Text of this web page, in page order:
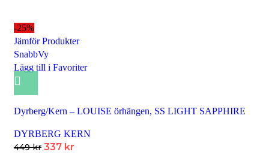
-25%
Jämför Produkter
SnabbVy
Lägg till i Favoriter
Dyrberg/Kern – LOUISE örhängen, SS LIGHT SAPPHIRE
DYRBERG KERN
449kr 337 kr